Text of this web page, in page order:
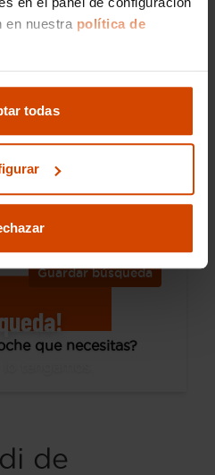
en nuestra política de
todas
S tr unlimited
132.600 km
Automática
A Coruña - Parque de Vioño
Guardar búsqueda
que necesitas?
de